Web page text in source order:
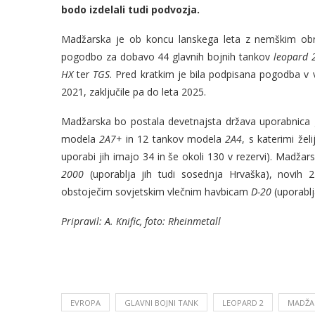
bodo izdelali tudi podvozja.
Madžarska je ob koncu lanskega leta z nemškim
pogodbo za dobavo 44 glavnih bojnih tankov leopard
HXter TGS. Pred kratkim je bila podpisana pogodba
2021, zaključile pa do leta 2025.
Madžarska bo postala devetnajsta država
modela2A7+ in 12 tankov modela2A4, s katerimi
uporabi jih imajo 34 in še okoli 130 v rezervi).
2000 (uporablja jih tudi sosednja Hrvaška), novih
obstoječim sovjetskim vlečnim havbicam D-20
Pripravil: A. Knific, foto: Rheinmetall
EVROPA GLAVNI BOJNI TANK LEOPARD 2